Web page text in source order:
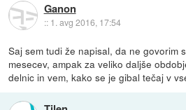
Ganon
:: 1. avg 2016, 17:54
Saj sem tudi že napisal, da ne govorim
mesecev, ampak za veliko daljše
delnic in vem, kako se je gibal tečaj v